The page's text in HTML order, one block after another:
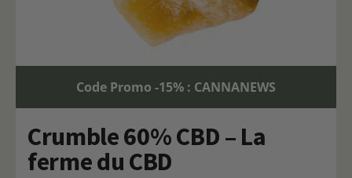
Code Promo -15% : CANNANEWS
Crumble 60% CBD – La
ferme du CBD